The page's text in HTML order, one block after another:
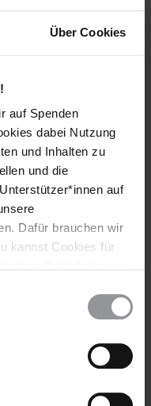
Über Cookies
auf Spenden
dabei Nutzung
und Inhalten zu
und die
auf
Dafür brauchen wir
kannst Cookies für
Du über den Link
und mach dich